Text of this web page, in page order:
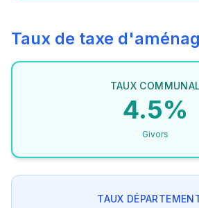
Taux de taxe
TAUX COMMUNAL
4.5%
Givors
TAUX